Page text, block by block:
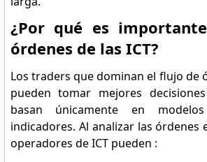
¿Por qué es
órdenes de las ICT?
Los traders que dominan el flujo de
pueden tomar mejores
basan únicamente en
indicadores. Al analizar las órdenes
operadores de ICT pueden :